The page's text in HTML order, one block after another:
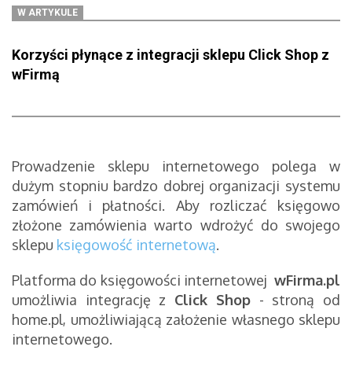
W ARTYKULE
Korzyści płynące z integracji sklepu Click Shop z
wFirmą
Prowadzenie sklepu internetowego polega w
dużym stopniu bardzo dobrej organizacji systemu
zamówień i płatności. Aby rozliczać księgowo
złożone zamówienia warto wdrożyć do swojego
sklepu księgowość internetową.
Platforma do księgowości internetowej wFirma.pl
umożliwia integrację z Click Shop - stroną od
home.pl, umożliwiającą założenie własnego sklepu
internetowego.